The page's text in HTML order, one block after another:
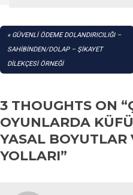
YAZI
GEZINMESI
GÜVENLİ ÖDEME DOLANDIRICILIĞI –
SAHİBİNDEN/DOLAP – ŞİKAYET
DİLEKÇESİ ÖRNEĞİ
3 THOUGHTS ON “
OYUNLARDA
YASAL BOYUTLAR
YOLLARI”